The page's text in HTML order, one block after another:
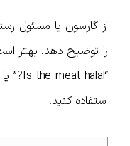
از گارسون یا مسئول
را توضیح دهد. بهتر
استفاده کنید.